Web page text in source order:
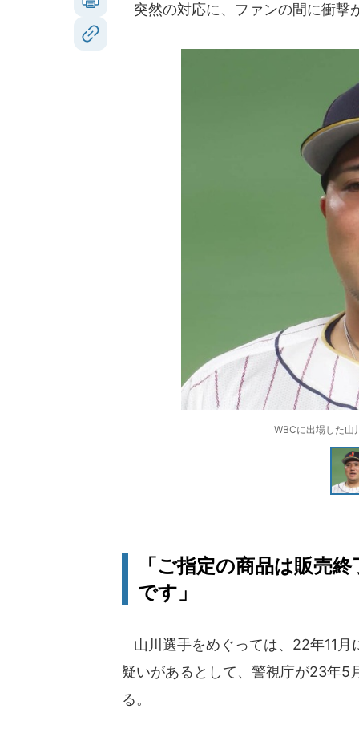
突然の対応に、ファンの間に衝撃
WBCに出場した山
「ご指定の商品は販売
です」
山川選手をめぐっては、22年11
疑いがあるとして、警視庁が23年5
る。